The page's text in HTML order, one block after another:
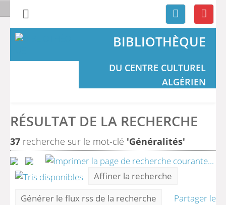
BIBLIOTHÈQUE
DU CENTRE CULTUREL
ALGÉRIEN
RÉSULTAT DE LA RECHERCHE
37 recherche sur le mot-clé 'Généralités'
Affiner la recherche
Générer le flux rss de la recherche
Partager le